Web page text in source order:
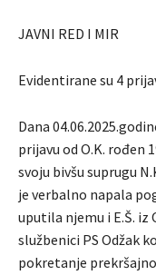
JAVNI RED I MIR
Evidentirane su 4
Dana
prijavu od O.K. rođen
svoju bivšu suprugu
je verbalno napala
uputila njemu i E.Š.
službenici PS Odžak
pokretanje